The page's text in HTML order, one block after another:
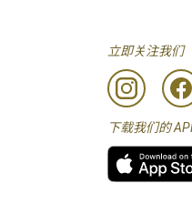
立即关注我们
下载我们的